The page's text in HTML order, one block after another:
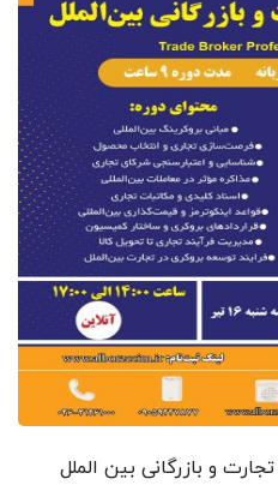
و بازرگانی بین الملل